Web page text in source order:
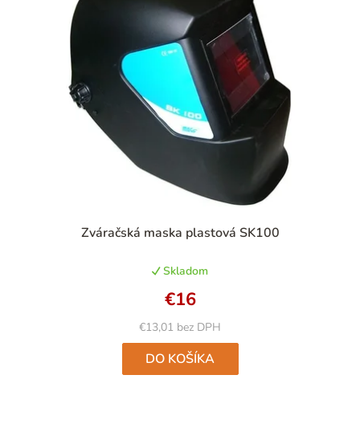
Zváračská maska plastová SK100
hodnotenie
je
5,0
z
5
hviezdičiek.
Skladom
€13,01 bez DPH
€16
DO KOŠÍKA